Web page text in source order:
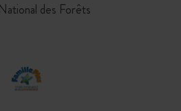
des Forêts